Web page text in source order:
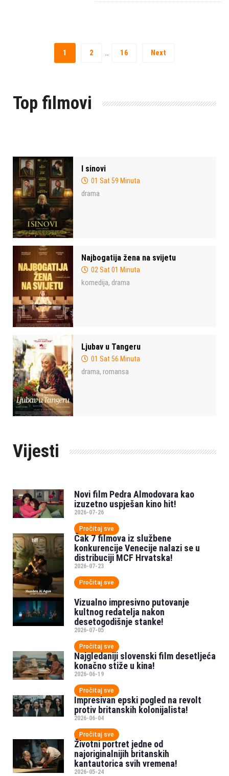
1 2 16 Next
Top filmovi
I sinovi
01 Sat 59 Minuta
drama
Najbogatija žena na svijetu
02 Sat 01 Minuta
komedija, drama
Ljubav u Tangeru
01 Sat 56 Minuta
drama, romansa
Vijesti
Novi film Pedra Almodovara kao
izuzetno uspješan kino hit!
2026-07-26
Pročitaj sve
Čak 7 filmova iz službene
konkurencije Venecije nalazi se u
distribuciji MCF Hrvatska!
2026-07-23
Pročitaj sve
Vizualno impresivno putovanje
kultnog redatelja nakon
desetogodišnje stanke!
2026-07-05
Pročitaj sve
Najgledaniji slovenski film desetljeća
konačno stiže u kina!
2026-06-19
Pročitaj sve
Impresivan epski pogled na revolt
protiv britanskih kolonijalista!
2026-06-04
Pročitaj sve
Životni portret jedne od
najoriginalnijih britanskih
kantautorica svih vremena!
2026-05-24